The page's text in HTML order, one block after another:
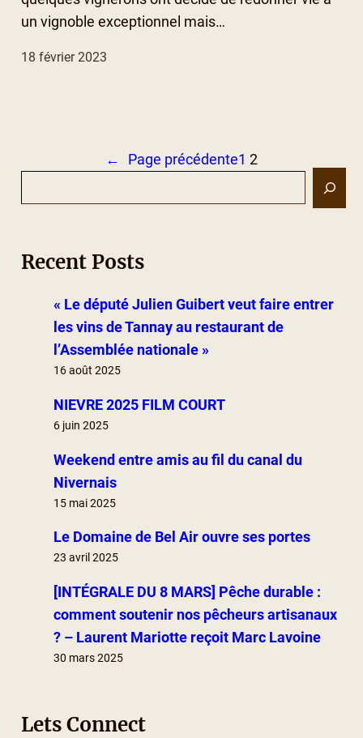
un vignoble exceptionnel mais…
18 février 2023
← Page précédente1 2
e
c
Recent Posts
« Le député Julien Guibert veut faire entrer
les vins de Tannay au restaurant de
l’Assemblée nationale »
16 août 2025
NIEVRE 2025 FILM COURT
6 juin 2025
Weekend entre amis au fil du canal du
Nivernais
15 mai 2025
Le Domaine de Bel Air ouvre ses portes
23 avril 2025
[INTÉGRALE DU 8 MARS] Pêche durable :
comment soutenir nos pêcheurs artisanaux
? – Laurent Mariotte reçoit Marc Lavoine
30 mars 2025
Lets Connect